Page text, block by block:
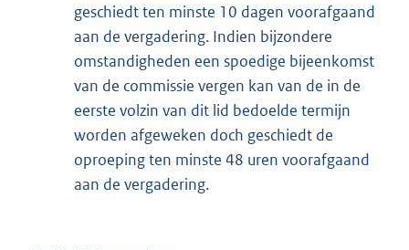
geschiedt ten minste 10 dagen voorafgaand
aan de vergadering. Indien bijzondere
omstandigheden een spoedige bijeenkomst
van de commissie vergen kan van de in de
eerste volzin van dit lid bedoelde termijn
worden afgeweken doch geschiedt de
oproeping ten minste 48 uren voorafgaand
aan de vergadering.